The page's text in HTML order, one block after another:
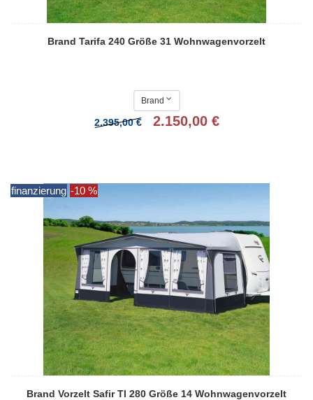
Brand Tarifa 240 Größe 31 Wohnwagenvorzelt
Brand
2.395,00 € 2.150,00 €
finanzierung -10 %
Brand Vorzelt Safir Tl 280 Größe 14 Wohnwagenvorzelt